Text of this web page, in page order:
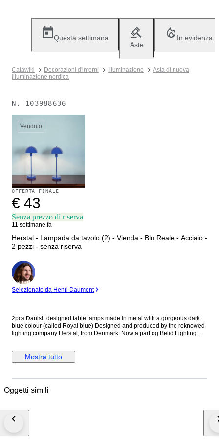
Questa settimana
Aste
In evidenza
Catawiki Decorazioni d'interni Illuminazione
Asta di nuova
illuminazione nordica
N. 103988636
Venduto
OFFERTA FINALE
€ 43
Senza prezzo di riserva
11 settimane fa
Herstal - Lampada da tavolo (2) - Vienda - Blu Reale - Acciaio -
2 pezzi - senza riserva
Esperto
Selezionato da Henri Daumont
2pcs Danish designed table lamps made in metal with a gorgeous dark
blue colour (called Royal blue) Designed and produced by the reknowed
lighting company Herstal, from Denmark. Now a part og Belid Lighting
Height: 50 cm Diameter lampshade: 20 cm Diameter Foot: 15 cm Cable
lenght: 200 cm *with ON/OFF switch Light source: E14 - Max 40W Herstal
beginning of this success story was Herstal a small shop that sold
elegant design, which is growing far beyond Denmark's borders Comes
Mostra tutto
Oggetti simili